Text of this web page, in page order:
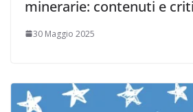
minerarie: contenuti e
30 Maggio 2025